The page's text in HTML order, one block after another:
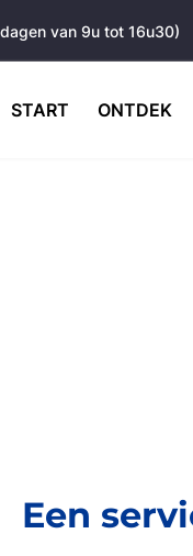
van 9u tot 16u30)
START ONTDEK
Een